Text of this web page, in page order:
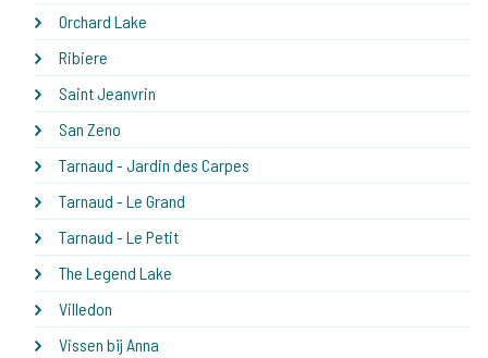
Orchard Lake
Ribiere
Saint Jeanvrin
San Zeno
Tarnaud - Jardin des Carpes
Tarnaud - Le Grand
Tarnaud - Le Petit
The Legend Lake
Villedon
Vissen bij Anna